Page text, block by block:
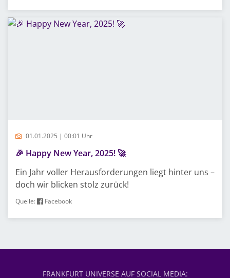
01.01.2025 | 00:01 Uhr
🎉 Happy New Year, 2025! 🚀
Ein Jahr voller Herausforderungen liegt hinter uns –
doch wir blicken stolz zurück!
Quelle: Facebook
FRANKFURT UNIVERSE AUF SOCIAL MEDIA: